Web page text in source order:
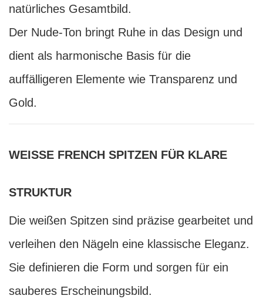
natürliches Gesamtbild.
Der Nude-Ton bringt Ruhe in das Design und
dient als harmonische Basis für die
auffälligeren Elemente wie Transparenz und
Gold.
WEISSE FRENCH SPITZEN FÜR KLARE
STRUKTUR
Die weißen Spitzen sind präzise gearbeitet und
verleihen den Nägeln eine klassische Eleganz.
Sie definieren die Form und sorgen für ein
sauberes Erscheinungsbild.